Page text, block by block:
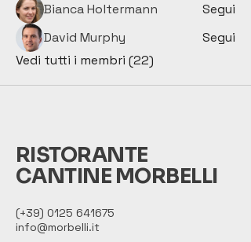
Bianca Holtermann
Segui
David Murphy
Segui
Vedi tutti i membri (22)
RISTORANTE
CANTINE MORBELLI
(+39) 0125 641675
info@morbelli.it